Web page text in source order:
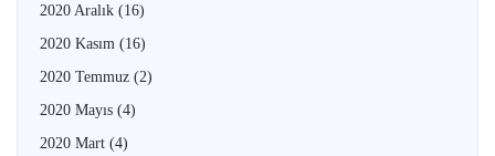
2020 Aralık (16)
2020 Kasım (16)
2020 Temmuz (2)
2020 Mayıs (4)
2020 Mart (4)